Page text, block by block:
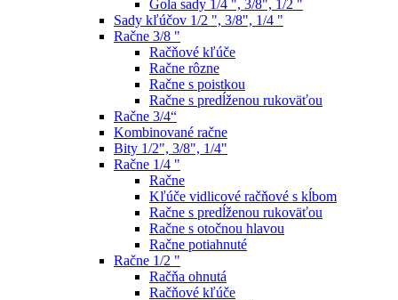
Gola sady 1/4 ", 3/8", 1/2 "
Sady kľúčov 1/2 ", 3/8", 1/4 "
Račne 3/8 "
Račňové kľúče
Račne rôzne
Račne s poistkou
Račne s predĺženou rukoväťou
Račne 3/4“
Kombinované račne
Bity 1/2", 3/8", 1/4"
Račne 1/4 "
Račne
Kľúče vidlicové račňové s kĺbom
Račne s predĺženou rukoväťou
Račne s otočnou hlavou
Račne potiahnuté
Račne 1/2 "
Račňa ohnutá
Račňové kľúče